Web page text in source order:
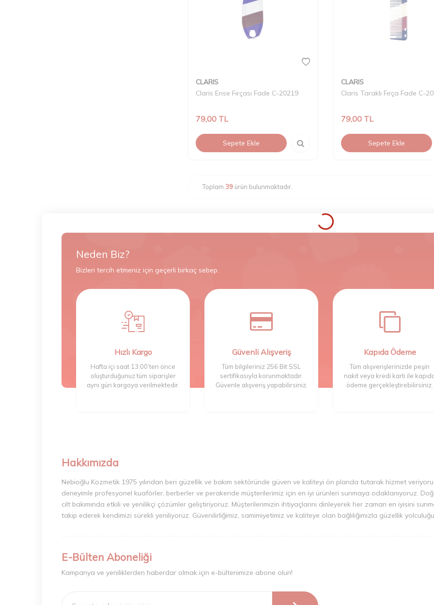
CLARIS
Claris Ense Fırçası Fade C-20219
79,00 TL
Sepete Ekle
CLARIS
Claris Taraklı Fırça Fade C-
79,00TL
Sepete Ekle
Toplam 39 ürün bulunmaktadır.
Neden Biz?
Bizleri tercih etmeniz için geçerli birkaç sebep.
Hızlı Kargo
Hafta içi saat 13:00’ten önce
oluşturduğunuz tüm siparişler
aynı gün kargoya verilmektedir.
Güvenli Alışveriş
Tüm bilgileriniz 256 Bit SSL
sertifikasıyla korunmaktadır.
Güvenle alışveriş yapabilirsiniz.
Kapıda Ödeme
Tüm alışverişlerinizde peşin
nakit veya kredi kartı ile
ödeme gerçekleştirebilirsiniz.
Hakkımızda
Nebioğlu Kozmetik 1975 yılından beri güzellik ve bakım sektöründe güven ve kaliteyi ön planda tutarak hizmet
deneyimle profesyonel kuaförler, berberler ve perakende müşterilerimiz için en iyi ürünleri sunmaya odaklanıyoruz.
cilt bakımında etkili ve yenilikçi çözümler geliştiriyoruz. Müşterilerimizin ihtiyaçlarını dinleyerek her zaman en iyisini
takip ederek kendimizi sürekli yeniliyoruz. Güvenilirliğimiz, samimiyetimiz ve kaliteye olan bağlılığımızla güzellik
E-Bülten Aboneliği
Kampanya ve yeniliklerden haberdar olmak için e-bültenimize abone olun!